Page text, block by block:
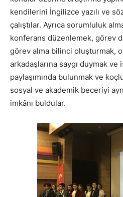
kendilerini İngilizce yazılı ve
çalıştılar. Ayrıca sorumluluk
konferans düzenlemek, görev
görev alma bilinci oluşturmak,
arkadaşlarına saygı duymak
paylaşımında bulunmak ve
sosyal ve akademik beceriyi
imkânı buldular.